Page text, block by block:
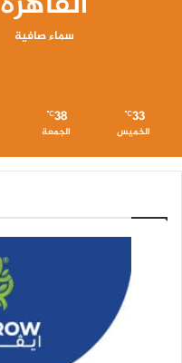
سماء صافية
33
℃
الخميس
38
℃
الجمعة